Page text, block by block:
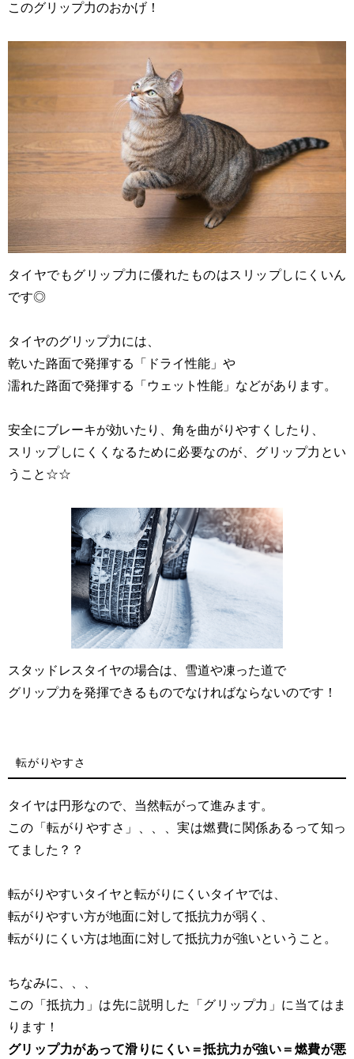
このグリップ力のおかげ！
タイヤでもグリップ力に優れたものはスリップしにくいん
です◎
タイヤのグリップ力には、
乾いた路面で発揮する「ドライ性能」や
濡れた路面で発揮する「ウェット性能」などがあります。
安全にブレーキが効いたり、角を曲がりやすくしたり、
スリップしにくくなるために必要なのが、グリップ力とい
うこと☆☆
スタッドレスタイヤの場合は、雪道や凍った道で
グリップ力を発揮できるものでなければならないのです！
転がりやすさ
タイヤは円形なので、当然転がって進みます。
この「転がりやすさ」、、、実は燃費に関係あるって知っ
てました？？
転がりやすいタイヤと転がりにくいタイヤでは、
転がりやすい方が地面に対して抵抗力が弱く、
転がりにくい方は地面に対して抵抗力が強いということ。
ちなみに、、、
この「抵抗力」は先に説明した「グリップ力」に当てはま
ります！
グリップ力があって滑りにくい＝抵抗力が強い＝燃費が悪